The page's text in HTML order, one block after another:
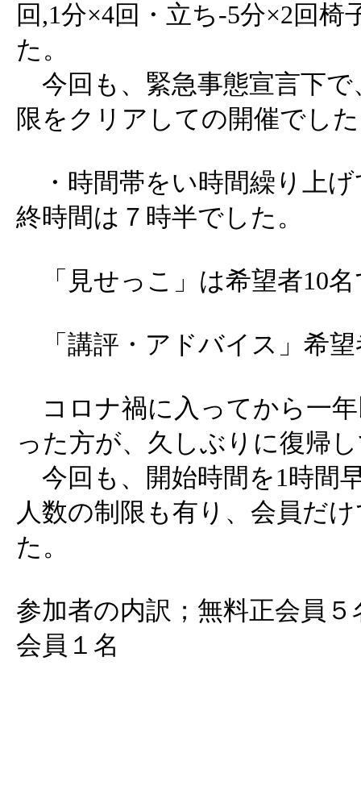
回,1分×4回・立ち-5分×2回
た。
今回も、緊急事態宣言下で
限をクリアしての開催でし
・時間帯をい時間繰り上げ
終時間は７時半でした。
「見せっこ」は希望者10
「講評・アドバイス」希望
コロナ禍に入ってから一
った方が、久しぶりに復帰
今回も、開始時間を1時間
人数の制限も有り、会員だ
た。
参加者の内訳；無料正会員
会員１名